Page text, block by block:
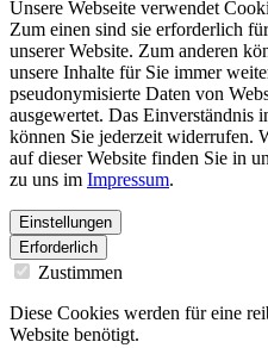
Unsere Webseite verwendet
Zum einen sind sie erforderlich
unserer Website. Zum anderen
unsere Inhalte für Sie immer
pseudonymisierte Daten von
ausgewertet. Das Einverständnis
können Sie jederzeit widerrufen.
auf dieser Website finden Sie in
zu uns im Impressum.
Einstellungen
Erforderlich
Zustimmen
Diese Cookies werden für eine
Website benötigt.